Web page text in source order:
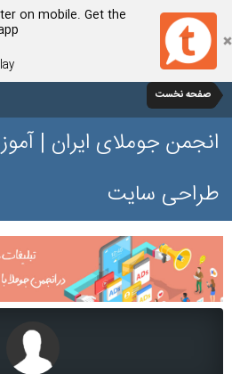
on mobile. Get the
صفحه نخست
انجمن جوملای ایران |
طراحی سایت